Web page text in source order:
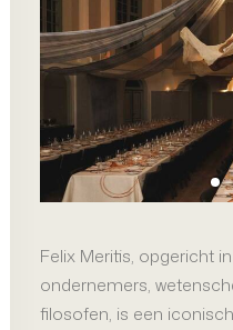
Felix Meritis, opgericht
ondernemers,
filosofen, is een